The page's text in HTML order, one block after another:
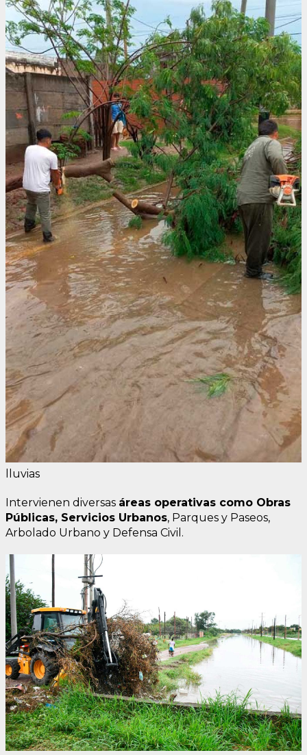
lluvias
Intervienen diversas áreas operativas como Obras
Públicas, Servicios Urbanos, Parques y Paseos,
Arbolado Urbano y Defensa Civil.